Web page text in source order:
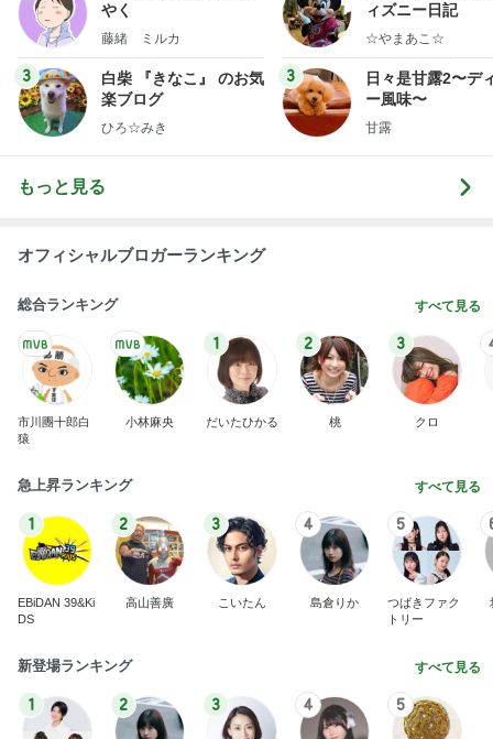
やく
藤緒 ミルカ
3
白柴 『きなこ』 のお気
楽ブログ
ひろ☆みき
ィズニー日記
☆やまあこ☆
3
日々是甘露2〜デ
ー風味〜
甘露
もっと見る
オフィシャルブロガーランキング
総合ランキング すべて見る
市川團十郎白
猿
小林麻央
1
だいたひかる
2
桃
3
クロ
急上昇ランキング すべて見る
1
EBiDAN 39&Ki
DS
2
高山善廣
3
こいたん
4
島倉りか
5
つばきファク
トリー
新登場ランキング すべて見る
1 2 3 4 5